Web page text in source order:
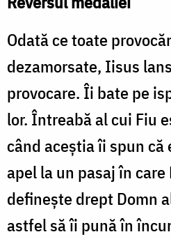
Odată ce toate
dezamorsate, Iisus
provocare. Îi bate pe
lor. Întreabă al cui Fiu
când aceștia îi spun că
apel la un pasaj în
definește drept Domn
astfel să îi pună în